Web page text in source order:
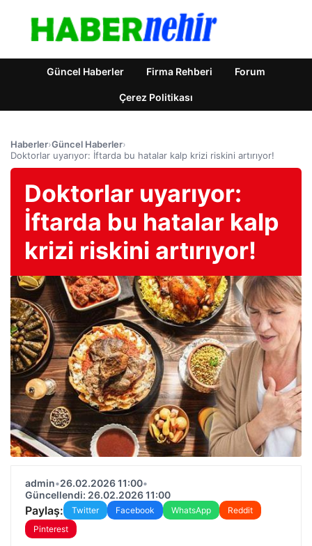
Güncel Haberler Firma Rehberi Forum
Çerez Politikası
Haberler›Güncel Haberler›
Doktorlar uyarıyor: İftarda bu hatalar kalp krizi riskini artırıyor!
Doktorlar uyarıyor:
İftarda bu hatalar kalp
krizi riskini artırıyor!
admin•26.02.2026 11:00•
Güncellendi: 26.02.2026 11:00
Paylaş: Twitter Facebook WhatsApp
Reddit
Pinterest